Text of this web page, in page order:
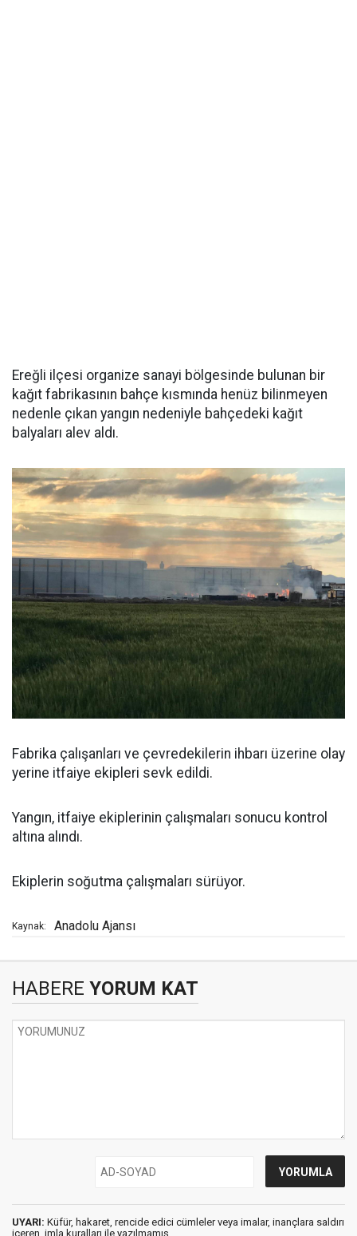
Ereğli ilçesi organize sanayi bölgesinde bulunan bir
kağıt fabrikasının bahçe kısmında henüz bilinmeyen
nedenle çıkan yangın nedeniyle bahçedeki kağıt
balyaları alev aldı.
Fabrika çalışanları ve çevredekilerin ihbarı üzerine olay
yerine itfaiye ekipleri sevk edildi.
Yangın, itfaiye ekiplerinin çalışmaları sonucu kontrol
altına alındı.
Ekiplerin soğutma çalışmaları sürüyor.
Kaynak: Anadolu Ajansı
HABERE YORUM KAT
UYARI: Küfür, hakaret, rencide edici cümleler veya imalar, inançlara saldırı
içeren, imla kuralları ile yazılmamış,